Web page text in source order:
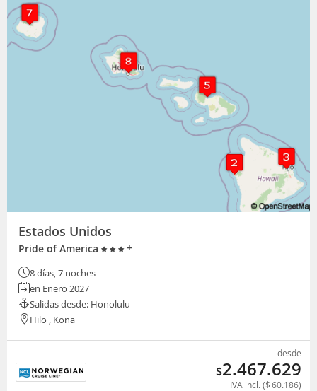
Estados Unidos
Pride of America +
8 días, 7 noches
en Enero 2027
Salidas desde: Honolulu
Hilo , Kona
desde
$2.467.629
IVA incl. ($60.186)